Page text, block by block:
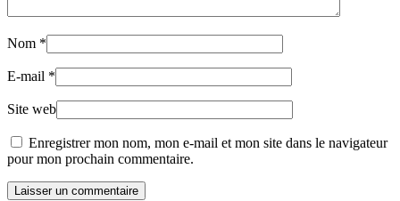
Nom *
E-mail *
Site web
Enregistrer mon nom, mon e-mail et mon site dans le navigateur
pour mon prochain commentaire.
Laisser un commentaire